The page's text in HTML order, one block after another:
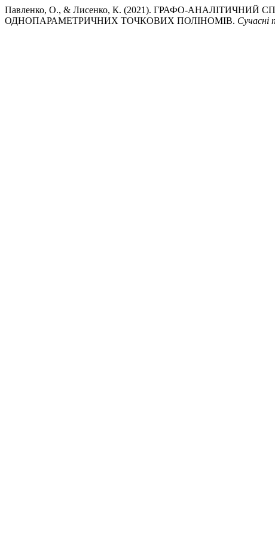
Павленко, О., & Лисенко, К. (2021). ГРАФО-
ОДНОПАРАМЕТРИЧНИХ ТОЧКОВИХ ПОЛІНОМІВ. Сучасні